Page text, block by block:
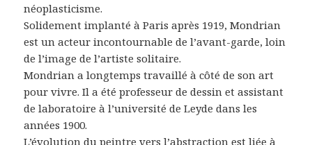
néoplasticisme.
Solidement implanté à Paris après 1919, Mondrian
est un acteur incontournable de l’avant-garde, loin
de l’image de l’artiste solitaire.
Mondrian a longtemps travaillé à côté de son art
pour vivre. Il a été professeur de dessin et assistant
de laboratoire à l’université de Leyde dans les
années 1900.
L’évolution du peintre vers l’abstraction est liée à